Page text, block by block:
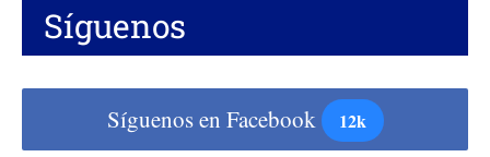
Síguenos
Síguenos en Facebook 12k